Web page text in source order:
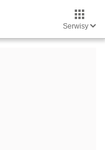
Serwisy